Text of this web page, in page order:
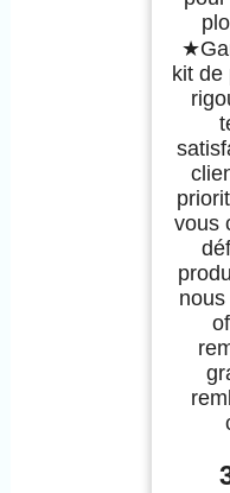
kit de
vous